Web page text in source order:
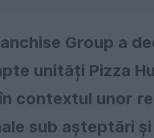
Group a
unități Pizza
contextul unor
sub așteptări și